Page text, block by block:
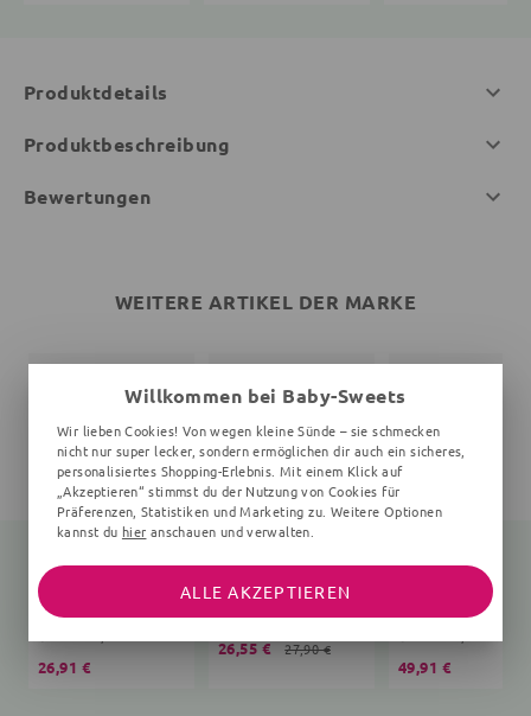
Produktdetails
Produktbeschreibung
Bewertungen
WEITERE ARTIKEL DER MARKE
Langarmshirt
26,91 €
Print
26,55 € 27,90 €
Babyhose
49,91 €
Willkommen bei Baby-Sweets
Wir lieben Cookies! Von wegen kleine Sünde – sie schmecken
nicht nur super lecker, sondern ermöglichen dir auch ein sicheres,
personalisiertes Shopping-Erlebnis. Mit einem Klick auf
„Akzeptieren“ stimmst du der Nutzung von Cookies für
Präferenzen, Statistiken und Marketing zu. Weitere Optionen
kannst du hier anschauen und verwalten.
ALLE AKZEPTIEREN